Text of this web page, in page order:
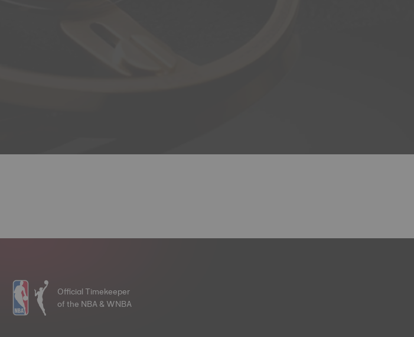
Official Timekeeper
of the NBA & WNBA